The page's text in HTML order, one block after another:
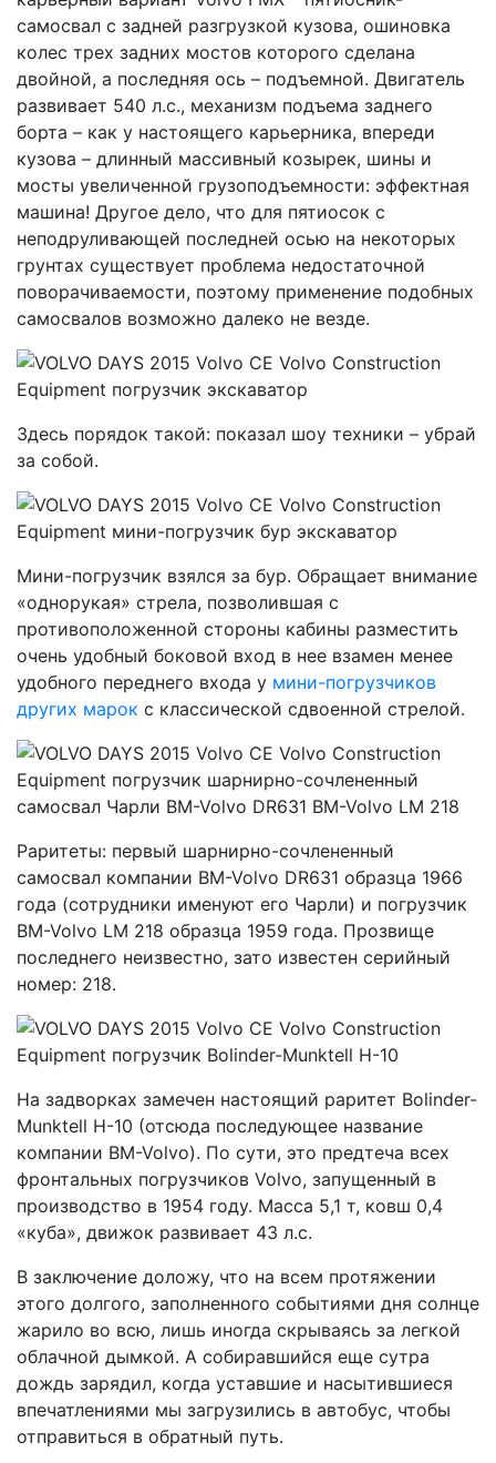
самосвал с задней разгрузкой кузова, ошиновка
колес трех задних мостов которого сделана
двойной, а последняя ось – подъемной. Двигатель
развивает 540 л.с., механизм подъема заднего
борта – как у настоящего карьерника, впереди
кузова – длинный массивный козырек, шины и
мосты увеличенной грузоподъемности: эффектная
машина! Другое дело, что для пятиосок с
неподруливающей последней осью на некоторых
грунтах существует проблема недостаточной
поворачиваемости, поэтому применение подобных
самосвалов возможно далеко не везде.
Здесь порядок такой: показал шоу техники – убрай
за собой.
Мини-погрузчик взялся за бур. Обращает внимание
«однорукая» стрела, позволившая с
противоположенной стороны кабины разместить
очень удобный боковой вход в нее взамен менее
удобного переднего входа у мини-погрузчиков
других марок с классической сдвоенной стрелой.
Раритеты: первый шарнирно-сочлененный
самосвал компании BM-Volvo DR631 образца 1966
года (сотрудники именуют его Чарли) и погрузчик
BM-Volvo LM 218 образца 1959 года. Прозвище
последнего неизвестно, зато известен серийный
номер: 218.
На задворках замечен настоящий раритет Bolinder-
Munktell H-10 (отсюда последующее название
компании BM-Volvo). По сути, это предтеча всех
фронтальных погрузчиков Volvo, запущенный в
производство в 1954 году. Масса 5,1 т, ковш 0,4
«куба», движок развивает 43 л.с.
В заключение доложу, что на всем протяжении
этого долгого, заполненного событиями дня солнце
жарило во всю, лишь иногда скрываясь за легкой
облачной дымкой. А собиравшийся еще сутра
дождь зарядил, когда уставшие и насытившиеся
впечатлениями мы загрузились в автобус, чтобы
отправиться в обратный путь.